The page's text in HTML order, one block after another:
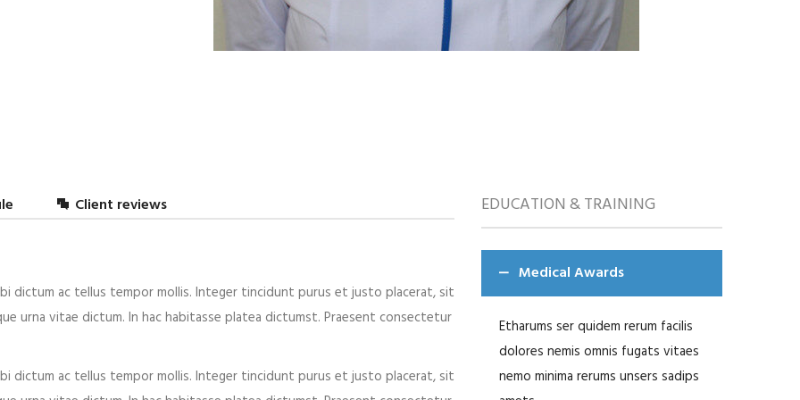
Client reviews
dictum ac tellus tempor mollis. Integer tincidunt purus et justo placerat, sit
urna vitae dictum. In hac habitasse platea dictumst. Praesent consectetur
dictum ac tellus tempor mollis. Integer tincidunt purus et justo placerat, sit
EDUCATION & TRAINING
Medical Awards
Etharums ser quidem rerum facilis
dolores nemis omnis fugats vitaes
nemo minima rerums unsers sadips